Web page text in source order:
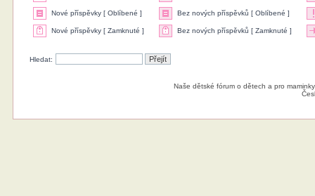
Nové příspěvky [ Oblíbené ] Bez nových příspěvků [ Oblíbené ]
Nové příspěvky [ Zamknuté ] Bez nových příspěvků [ Zamknuté ]
Hledat:
Naše dětské fórum o dětech a pro